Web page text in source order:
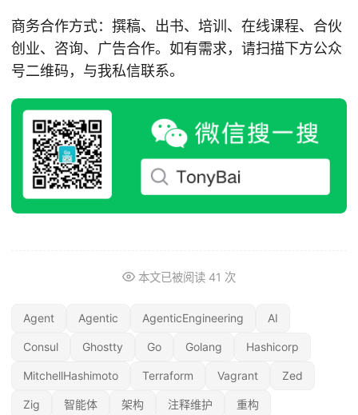
商务合作方式：撰稿、出书、培训、在线课程、合伙
创业、咨询、广告合作。如有需求，请扫描下方公众
号二维码，与我私信联系。
本文已被阅读 41 次
Agent Agentic AgenticEngineering AI
Consul Ghostty Go Golang Hashicorp
MitchellHashimoto Terraform Vagrant Zed
Zig 智能体 架构 注释维护 重构